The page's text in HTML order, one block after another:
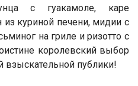
с гуакамоле, каре
из куриной печени, мидии с
на гриле и ризотто с
королевский выбор
публики!